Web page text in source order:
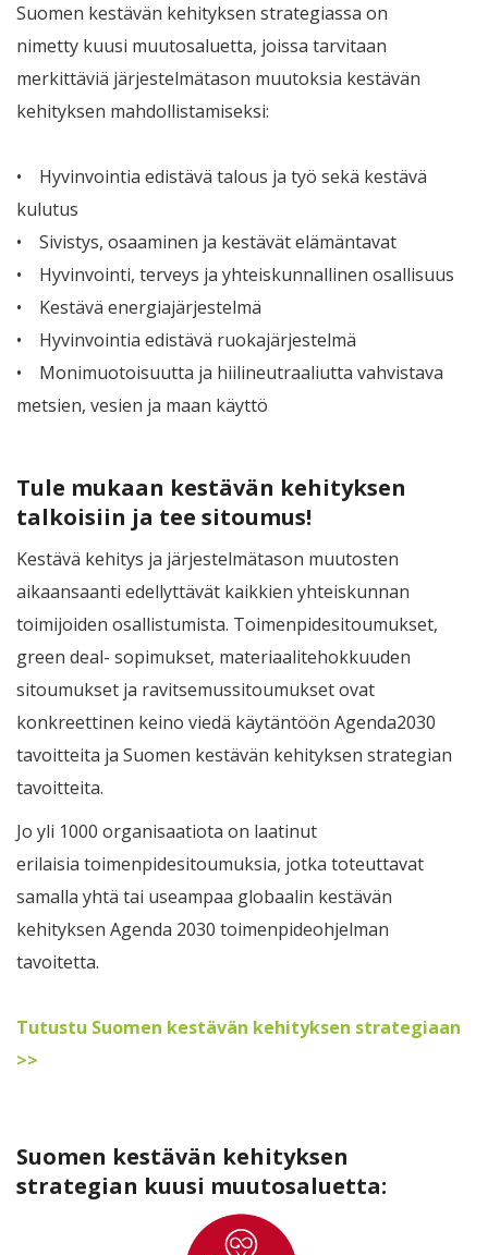
Suomen kestävän kehityksen strategiassa on
nimetty kuusi muutosaluetta, joissa tarvitaan
merkittäviä järjestelmätason muutoksia kestävän
kehityksen mahdollistamiseksi:
• Hyvinvointia edistävä talous ja työ sekä kestävä
kulutus
• Sivistys, osaaminen ja kestävät elämäntavat
• Hyvinvointi, terveys ja yhteiskunnallinen osallisuus
• Kestävä energiajärjestelmä
• Hyvinvointia edistävä ruokajärjestelmä
• Monimuotoisuutta ja hiilineutraaliutta vahvistava
metsien, vesien ja maan käyttö
Tule mukaan kestävän kehityksen
talkoisiin ja tee sitoumus!
Kestävä kehitys ja järjestelmätason muutosten
aikaansaanti edellyttävät kaikkien yhteiskunnan
toimijoiden osallistumista. Toimenpidesitoumukset,
green deal- sopimukset, materiaalitehokkuuden
sitoumukset ja ravitsemussitoumuksetovat
konkreettinen keino viedä käytäntöön Agenda2030
tavoitteita ja Suomen kestävän kehityksen strategian
tavoitteita.
Jo yli 1000 organisaatiota on laatinut
erilaisia toimenpidesitoumuksia, jotka toteuttavat
samalla yhtä tai useampaa globaalin kestävän
kehityksen Agenda 2030 toimenpideohjelman
tavoitetta.
Tutustu Suomen kestävän kehityksen strategiaan
>>
Suomen kestävän kehityksen
strategian kuusi muutosaluetta: